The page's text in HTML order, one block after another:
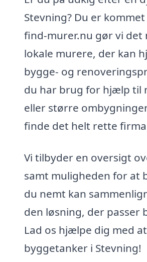
Stevning? Du er
find-murer.nu gør vi
lokale murere, der kan
bygge- og
du har brug for hjælp til
eller større
finde det helt rette
Vi tilbyder en oversigt
samt muligheden for at
du nemt kan
den løsning, der passer
Lad os hjælpe dig med
byggetanker i Stevning!